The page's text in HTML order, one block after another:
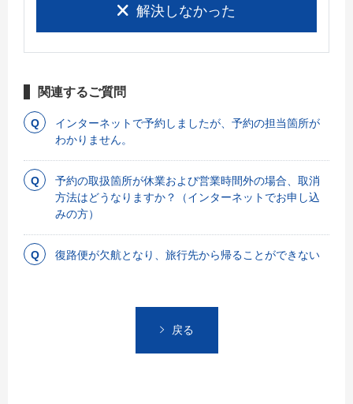
解決しなかった
関連するご質問
インターネットで予約しましたが、予約の担当箇所が
わかりません。
予約の取扱箇所が休業および営業時間外の場合、取消
方法はどうなりますか？（インターネットでお申し込
みの方）
復路便が欠航となり、旅行先から帰ることができない
戻る